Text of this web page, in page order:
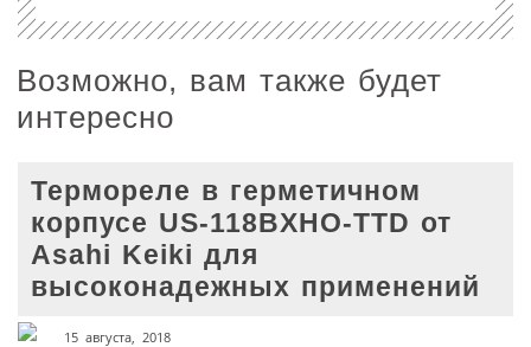
Возможно, вам также будет
интересно
Термореле в герметичном
корпусе US-118BXHO-TTD от
Asahi Keiki для
высоконадежных применений
15 августа, 2018